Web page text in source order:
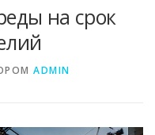
на срок
ADMIN